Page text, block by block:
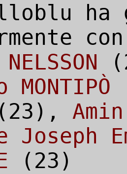
ha
MONTIPÒ
Joseph
(23)